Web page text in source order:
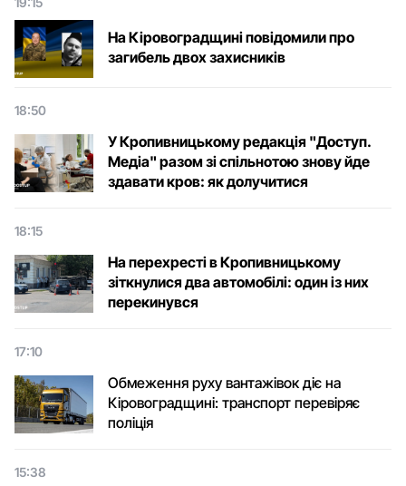
На Кіровоградщині повідомили про
загибель двох захисників
18:50
У Кропивницькому редакція "Доступ.
Медіа" разом зі спільнотою знову йде
здавати кров: як долучитися
18:15
На перехресті в Кропивницькому
зіткнулися два автомобілі: один із них
перекинувся
17:10
Обмеження руху вантажівок діє на
Кіровоградщині: транспорт перевіряє
поліція
15:38